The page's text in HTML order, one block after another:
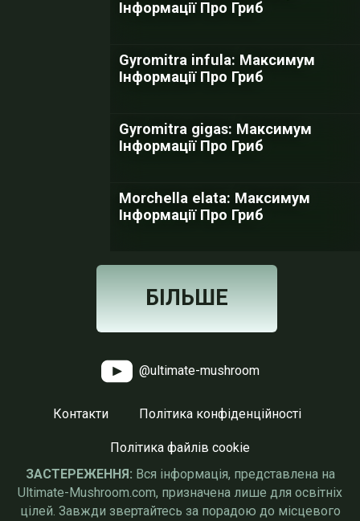
Інформації Про Гриб
Gyromitra infula: Максимум
Інформації Про Гриб
Gyromitra gigas: Максимум
Інформації Про Гриб
Morchella elata: Максимум
Інформації Про Гриб
БІЛЬШЕ
@ultimate-mushroom
Контакти Політика конфіденційності
Політика файлів cookie
ЗАСТЕРЕЖЕННЯ: Вся інформація, представлена на
Ultimate-Mushroom.com, призначена лише для освітніх
цілей. Завжди звертайтесь за порадою до місцевого